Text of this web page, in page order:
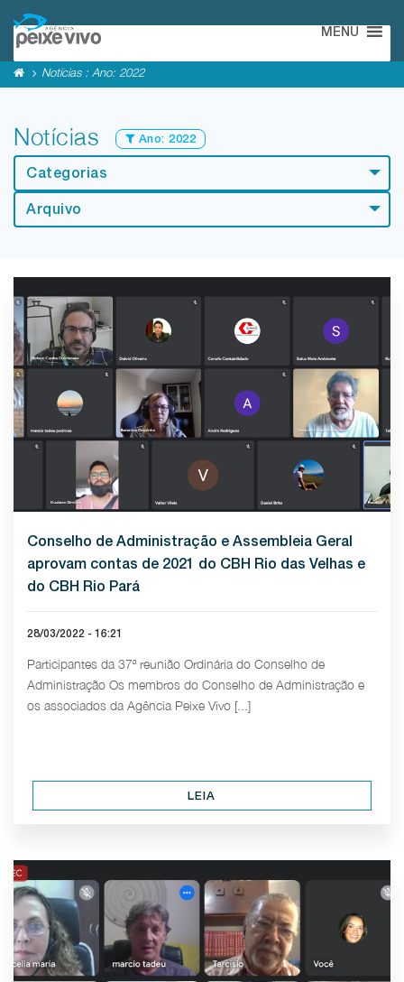
MENU
Notícias : Ano: 2022
Notícias Ano: 2022
Categorias
Arquivo
Conselho de Administração e Assembleia Geral
aprovam contas de 2021 do CBH Rio das Velhas e
do CBH Rio Pará
28/03/2022 - 16:21
Participantes da 37ª reunião Ordinária do Conselho de
Administração Os membros do Conselho de Administração e
os associados da Agência Peixe Vivo [...]
LEIA